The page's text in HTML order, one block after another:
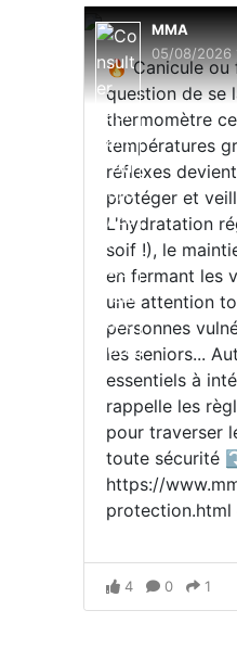
MMA
05/08/2026
🔥 Canicule ou
question de se
thermomètre
températures
réflexes
protéger et
L'hydratation
soif !), le
en fermant les
une attention
personnes
les seniors...
essentiels à
rappelle les
pour traverser
toute sécurité
https://
protection.html
4 0 1